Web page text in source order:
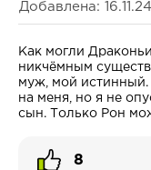
Добавлена: 16.11.24
Как могли
никчёмным
муж, мой истинный.
на меня, но я не
сын. Только Рон
8